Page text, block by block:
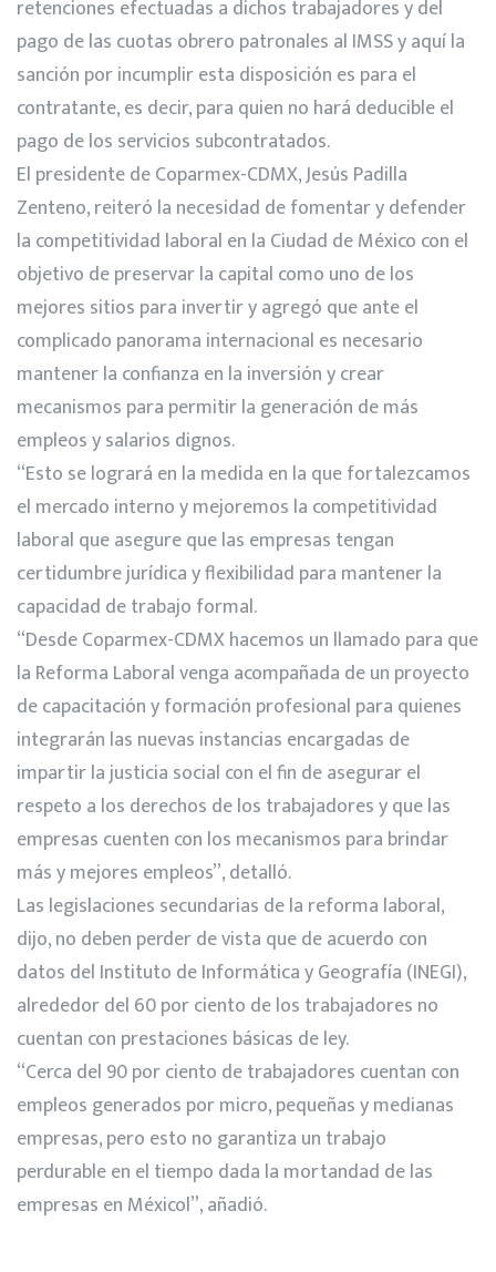
retenciones efectuadas a dichos trabajadores y del
pago de las cuotas obrero patronales al IMSS y aquí la
sanción por incumplir esta disposición es para el
contratante, es decir, para quien no hará deducible el
pago de los servicios subcontratados.
El presidente de Coparmex-CDMX, Jesús Padilla
Zenteno, reiteró la necesidad de fomentar y defender
la competitividad laboral en la Ciudad de México con el
objetivo de preservar la capital como uno de los
mejores sitios para invertir y agregó que ante el
complicado panorama internacional es necesario
mantener la confianza en la inversión y crear
mecanismos para permitir la generación de más
empleos y salarios dignos.
“Esto se logrará en la medida en la que fortalezcamos
el mercado interno y mejoremos la competitividad
laboral que asegure que las empresas tengan
certidumbre jurídica y flexibilidad para mantener la
capacidad de trabajo formal.
“Desde Coparmex-CDMX hacemos un llamado para que
la Reforma Laboral venga acompañada de un proyecto
de capacitación y formación profesional para quienes
integrarán las nuevas instancias encargadas de
impartir la justicia social con el fin de asegurar el
respeto a los derechos de los trabajadores y que las
empresas cuenten con los mecanismos para brindar
más y mejores empleos”, detalló.
Las legislaciones secundarias de la reforma laboral,
dijo, no deben perder de vista que de acuerdo con
datos del Instituto de Informática y Geografía (INEGI),
alrededor del 60 por ciento de los trabajadores no
cuentan con prestaciones básicas de ley.
“Cerca del 90 por ciento de trabajadores cuentan con
empleos generados por micro, pequeñas y medianas
empresas, pero esto no garantiza un trabajo
perdurable en el tiempo dada la mortandad de las
empresas en Méxicol”, añadió.